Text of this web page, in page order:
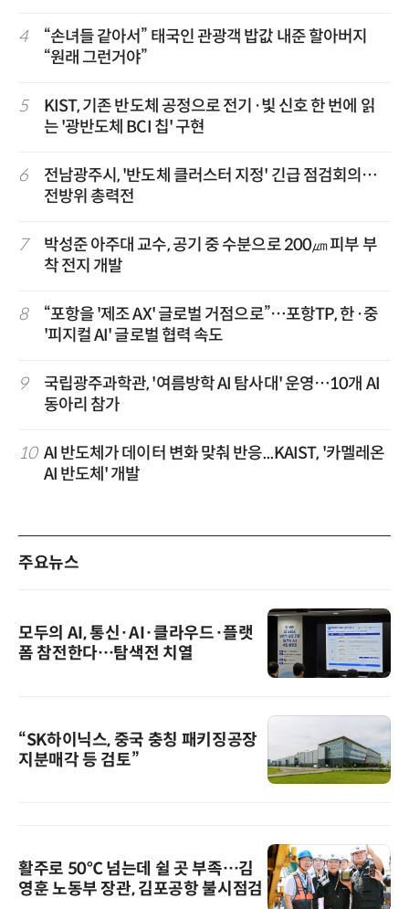
4
“손녀들 같아서” 태국인 관광객 밥값 내준 할아버지
“원래 그런거야”
5
KIST, 기존 반도체 공정으로 전기·빛 신호 한 번에 읽
는 '광반도체 BCI 칩' 구현
6
전남광주시, '반도체 클러스터 지정' 긴급 점검회의…
전방위 총력전
7
박성준 아주대 교수, 공기 중 수분으로 200㎛ 피부 부
착 전지 개발
8
“포항을 '제조 AX' 글로벌 거점으로”…포항TP, 한·중
'피지컬 AI' 글로벌 협력 속도
9
국립광주과학관, '여름방학 AI 탐사대' 운영…10개 AI
동아리 참가
10 AI 반도체가 데이터 변화 맞춰 반응...KAIST, '카멜레온
AI 반도체' 개발
주요뉴스
모두의 AI, 통신·AI·클라우드·플랫
폼 참전한다…탐색전 치열
“SK하이닉스, 중국 충칭 패키징공장
지분매각 등 검토”
활주로 50℃ 넘는데 쉴 곳 부족…김
영훈 노동부 장관, 김포공항 불시점검